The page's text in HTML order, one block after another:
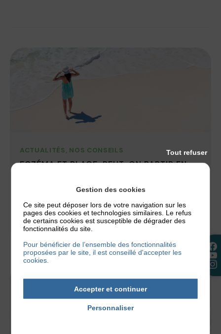
ACTUALITÉS, NOS CONSEILS
ECZÉMA ET PLAGE, PEUT-ON PARTIR EN
Les vacances estivales battent leur plein et vous
avez peut-être prévu de partir à la plage. Mais qui
dit plage...
Gestion des cookies
Ce site peut déposer lors de votre navigation sur les
pages des cookies et technologies similaires. Le refus
de certains cookies est susceptible de dégrader des
fonctionnalités du site.
Pour bénéficier de l’ensemble des fonctionnalités
proposées par le site, il est conseillé d'accepter les
cookies.
Accepter et continuer
Tout refuser
Personnaliser